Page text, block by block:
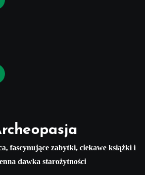
fascynujące zabytki, ciekawe książki i
dawka starożytności